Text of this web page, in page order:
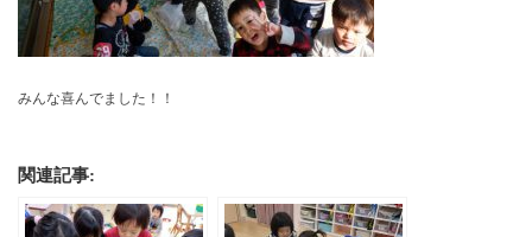
みんな喜んでました！！
関連記事: